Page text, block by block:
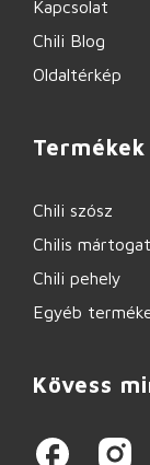
Kapcsolat
Chili Blog
Oldaltérkép
Termékek
Chili szósz
Chilis
Chili pehely
Egyéb
Kövess